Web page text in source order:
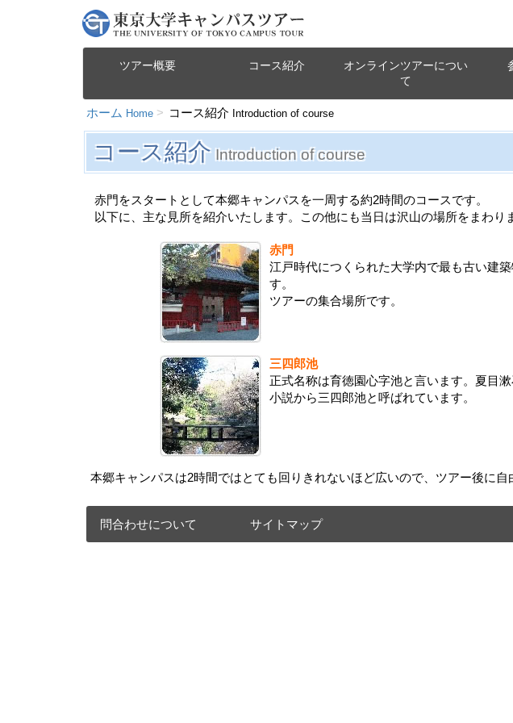
ツアー概要 コース紹介
オンラインツアーについ
て
ホーム Home コース紹介 Introduction of course
コース紹介 Introduction of course
赤門をスタートとして本郷キャンパスを一周する約2時間のコースです。
以下に、主な見所を紹介いたします。この他にも当日は沢山の場所をまわり
赤門
江戸時代につくられた大学内で最も古い建
す。
ツアーの集合場所です。
三四郎池
正式名称は育徳園心字池と言います。夏目
小説から三四郎池と呼ばれています。
本郷キャンパスは2時間ではとても回りきれないほど広いので、ツアー後に自
問合わせについて サイトマップ